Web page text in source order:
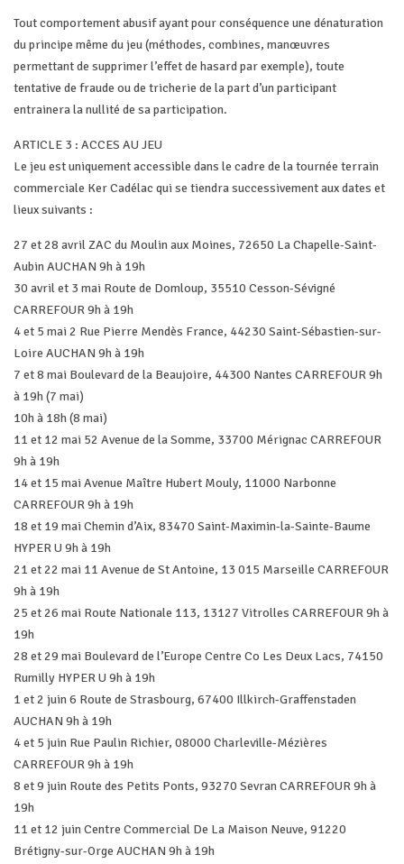
Tout comportement abusif ayant pour conséquence une dénaturation
du principe même du jeu (méthodes, combines, manœuvres
permettant de supprimer l’effet de hasard par exemple), toute
tentative de fraude ou de tricherie de la part d’un participant
entrainera la nullité de sa participation.
ARTICLE 3 : ACCES AU JEU
Le jeu est uniquement accessible dans le cadre de la tournée terrain
commerciale Ker Cadélac qui se tiendra successivement aux dates et
lieux suivants :
27 et 28 avril ZAC du Moulin aux Moines, 72650 La Chapelle-Saint-
Aubin AUCHAN 9h à 19h
30 avril et 3 mai Route de Domloup, 35510 Cesson-Sévigné
CARREFOUR 9h à 19h
4 et 5 mai 2 Rue Pierre Mendès France, 44230 Saint-Sébastien-sur-
Loire AUCHAN 9h à 19h
7 et 8 mai Boulevard de la Beaujoire, 44300 Nantes CARREFOUR 9h
à 19h (7 mai)
10h à 18h (8 mai)
11 et 12 mai 52 Avenue de la Somme, 33700 Mérignac CARREFOUR
9h à 19h
14 et 15 mai Avenue Maître Hubert Mouly, 11000 Narbonne
CARREFOUR 9h à 19h
18 et 19 mai Chemin d’Aix, 83470 Saint-Maximin-la-Sainte-Baume
HYPER U 9h à 19h
21 et 22 mai 11 Avenue de St Antoine, 13 015 Marseille CARREFOUR
9h à 19h
25 et 26 mai Route Nationale 113, 13127 Vitrolles CARREFOUR 9h à
19h
28 et 29 mai Boulevard de l’Europe Centre Co Les Deux Lacs, 74150
Rumilly HYPER U 9h à 19h
1 et 2 juin 6 Route de Strasbourg, 67400 Illkirch-Graffenstaden
AUCHAN 9h à 19h
4 et 5 juin Rue Paulin Richier, 08000 Charleville-Mézières
CARREFOUR 9h à 19h
8 et 9 juin Route des Petits Ponts, 93270 Sevran CARREFOUR 9h à
19h
11 et 12 juin Centre Commercial De La Maison Neuve, 91220
Brétigny-sur-Orge AUCHAN 9h à 19h